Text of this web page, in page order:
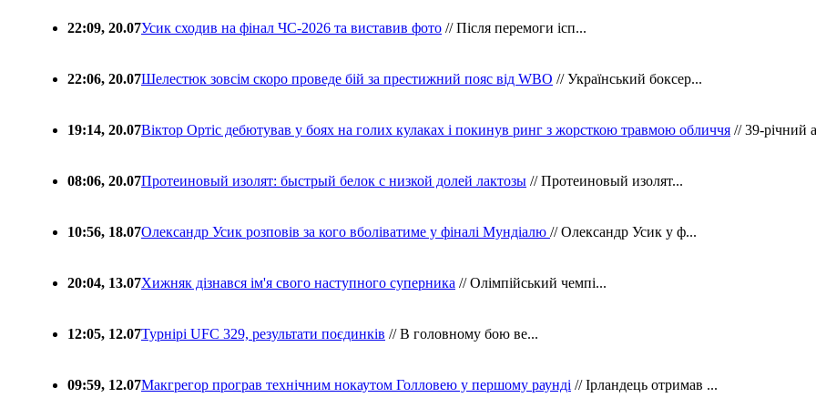
22:09, 20.07Усик сходив на фінал ЧС-2026 та виставив фото // Після перемоги ісп...
22:06, 20.07Шелестюк зовсім скоро проведе бій за престижний пояс від WBO // Український боксер...
19:14, 20.07Віктор Ортіс дебютував у боях на голих кулаках і покинув ринг з жорсткою травмою обличчя // 39-річний
08:06, 20.07Протеиновый изолят: быстрый белок с низкой долей лактозы // Протеиновый изолят...
10:56, 18.07Олександр Усик розповів за кого вболіватиме у фіналі Мундіалю // Олександр Усик у ф...
20:04, 13.07Хижняк дізнався ім'я свого наступного суперника // Олімпійський чемпі...
12:05, 12.07Турнірі UFC 329, результати поєдинків // В головному бою ве...
09:59, 12.07Макгрегор програв технічним нокаутом Голловею у першому раунді // Ірландець отримав ...